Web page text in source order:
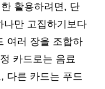
활용하려면, 단
나만 고집하기보다
여러 장을 조합하
카드로는 음료
다른 카드는 푸드